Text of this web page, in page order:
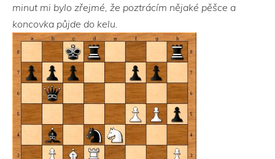
minut mi bylo zřejmé, že poztrácím nějaké pěšce a
koncovka půjde do kelu.